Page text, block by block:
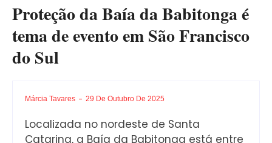
Proteção da Baía da Babitonga é
tema de evento em São Francisco
do Sul
Márcia Tavares 29 De Outubro De 2025
Localizada no nordeste de Santa
Catarina, a Baía da Babitonga está entre